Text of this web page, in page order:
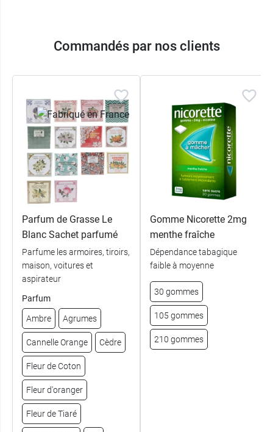
Commandés par nos clients
Parfum de Grasse Le
Blanc Sachet parfumé
Parfume les armoires, tiroirs,
maison, voitures et
aspirateur
Parfum
Ambre Agrumes
Cannelle Orange Cèdre
Fleur de Coton
Fleur d'oranger
Fleur de Tiaré
Gomme Nicorette 2mg
menthe fraîche
Dépendance tabagique
faible à moyenne
30 gommes
105 gommes
210 gommes